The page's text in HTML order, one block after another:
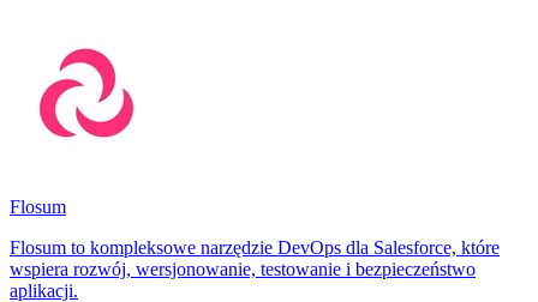
Flosum
Flosum to kompleksowe narzędzie DevOps dla Salesforce, które
wspiera rozwój, wersjonowanie, testowanie i bezpieczeństwo
aplikacji.